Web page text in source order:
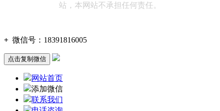
站，本网站不承担任何责任。
+ 微信号： 18391816005
点击复制微信
网站首页
添加微信
联系我们